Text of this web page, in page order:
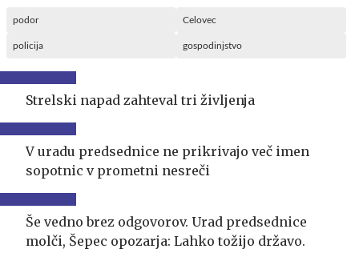
podor Celovec
policija gospodinjstvo
Strelski napad zahteval tri življenja
V uradu predsednice ne prikrivajo več imen
sopotnic v prometni nesreči
Še vedno brez odgovorov. Urad predsednice
molči, Šepec opozarja: Lahko tožijo državo.